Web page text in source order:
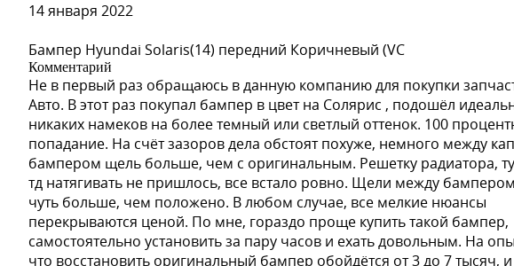
GQJ - GRAND CANYON BROWN
GAR, 501Q, 04Y - CARBON FLASH,
14 января 2022
Бампер Hyundai Solaris(14) передний Коричневый (VC
Комментарий
Не в первый раз обращаюсь в данную компанию для покупки
Авто. В этот раз покупал бампер в цвет на Солярис , подошёл
никаких намеков на более темный или светлый оттенок. 100
попадание. На счёт зазоров дела обстоят похуже, немного между
бампером щель больше, чем с оригинальным. Решетку радиатора,
тд натягивать не пришлось, все встало ровно. Щели между
чуть больше, чем положено. В любом случае, все мелкие нюансы
перекрываются ценой. По мне, гораздо проще купить такой бампер,
самостоятельно установить за пару часов и ехать довольным. На
что восстановить оригинальный бампер обойдётся от 3 до 7 тысяч,